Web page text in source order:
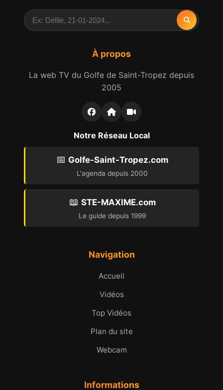
À propos
La web TV du Golfe de Saint-Tropez depuis
2005
Notre Réseau Local
📅 Golfe-Saint-Tropez.com
L'agenda depuis 2000
📖 STE-MAXIME.com
Le guide depuis 1999
Navigation
Accueil
Vidéos
Top Vidéos
Plan du site
Webcam
Informations